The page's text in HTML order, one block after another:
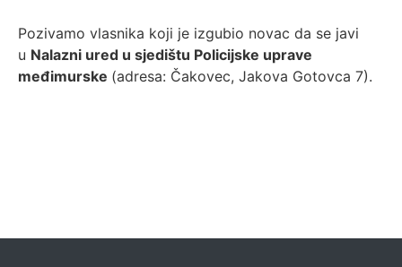
Pozivamo vlasnika koji je izgubio novac da se javi
u Nalazni ured u sjedištu Policijske uprave
međimurske (adresa: Čakovec, Jakova Gotovca 7).